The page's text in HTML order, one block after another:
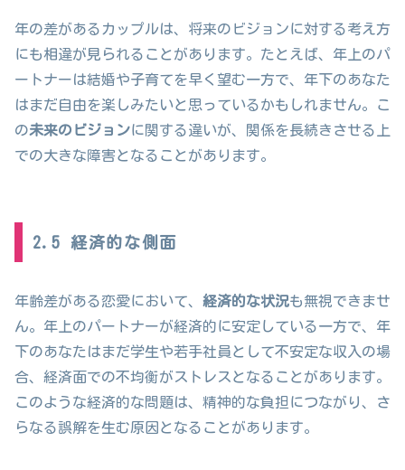
年の差があるカップルは、将来のビジョンに対する考え方
にも相違が見られることがあります。たとえば、年上のパ
ートナーは結婚や子育てを早く望む一方で、年下のあなた
はまだ自由を楽しみたいと思っているかもしれません。こ
の未来のビジョンに関する違いが、関係を長続きさせる上
での大きな障害となることがあります。
2.5 経済的な側面
年齢差がある恋愛において、 経済的な状況も無視できませ
ん。年上のパートナーが経済的に安定している一方で、年
下のあなたはまだ学生や若手社員として不安定な収入の場
合、経済面での不均衡がストレスとなることがあります。
このような経済的な問題は、精神的な負担につながり、さ
らなる誤解を生む原因となることがあります。